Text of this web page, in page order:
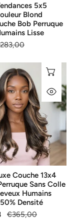
5x5
Blond
Bob Perruque
Lisse
Couche 13x4
Sans Colle
Humains
Densité
€365,00